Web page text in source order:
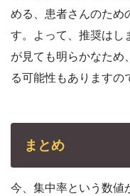
める、患者さんのため
す。よって、推奨はし
が見ても明らかなため
る可能性もありますの
まとめ
今、集中率という数値